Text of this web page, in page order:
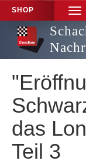
SHOP
das
Teil 3